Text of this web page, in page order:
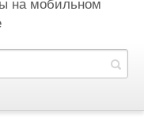
на мобильном